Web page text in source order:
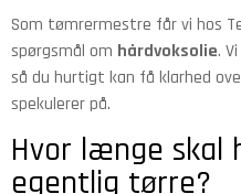
Som tømrermestre får vi hos
spørgsmål om hårdvoksolie.
så du hurtigt kan få klarhed
spekulerer på.
Hvor længe skal
egentlig tørre?